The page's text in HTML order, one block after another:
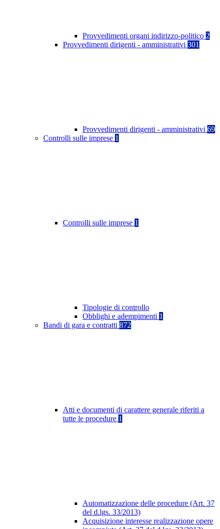
Provvedimenti organi indirizzo-politico 2
Provvedimenti dirigenti - amministrativi 301
Provvedimenti dirigenti - amministrativi 69
Controlli sulle imprese 1
Controlli sulle imprese 1
Tipologie di controllo
Obblighi e adempimenti 1
Bandi di gara e contratti 872
Atti e documenti di carattere generale riferiti a
tutte le procedure 1
Automatizzazione delle procedure (Art. 37
del d.lgs. 33/2013)
Acquisizione interesse realizzazione opere